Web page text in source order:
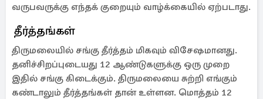
வருபவருக்கு எந்தக் குறையும் வாழ்க்கையில் ஏற்படாது.
தீர்த்தங்கள்
திருமலையில் சங்கு தீர்த்தம் மிகவும் விசேஷமானது.
தனிச்சிறப்புடையது 12 ஆண்டுகளுக்கு ஒரு முறை
இதில் சங்கு கிடைக்கும். திருமலையை சுற்றி எங்கும்
கண்டாலும் தீர்த்தங்கள் தான் உள்ளன. மொத்தம் 12